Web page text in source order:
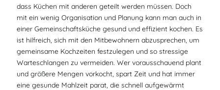
dass Küchen mit anderen geteilt werden müssen. Doch
mit ein wenig Organisation und Planung kann man auch in
einer Gemeinschaftsküche gesund und effizient kochen. Es
ist hilfreich, sich mit den Mitbewohnern abzusprechen, um
gemeinsame Kochzeiten festzulegen und so stressige
Warteschlangen zu vermeiden. Wer vorausschauend plant
und größere Mengen vorkocht, spart Zeit und hat immer
eine gesunde Mahlzeit parat, die schnell aufgewärmt